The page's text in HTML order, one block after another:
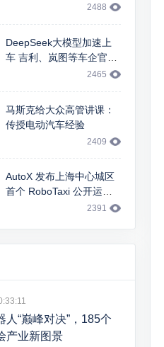
2488
DeepSeek大模型加速上
车 吉利、岚图等车企官宣
2465
马斯克给大众高管讲课：
传授电动汽车经验
2409
AutoX 发布上海中心城区
首个 RoboTaxi 公开运
营，基于 FCA 大捷龙车型
2391
人“巅峰对决”，185个
产业新图景